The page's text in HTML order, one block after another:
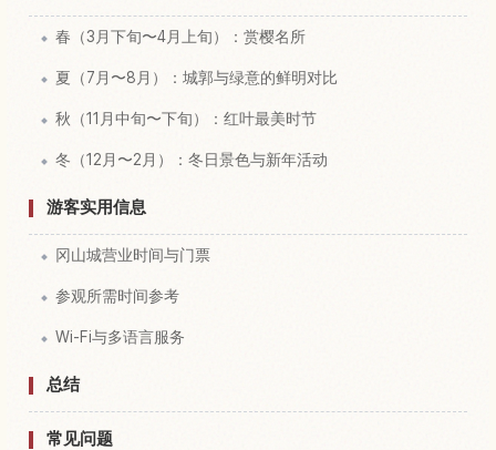
春（3月下旬〜4月上旬）：赏樱名所
夏（7月〜8月）：城郭与绿意的鲜明对比
秋（11月中旬〜下旬）：红叶最美时节
冬（12月〜2月）：冬日景色与新年活动
游客实用信息
冈山城营业时间与门票
参观所需时间参考
Wi-Fi与多语言服务
总结
常见问题